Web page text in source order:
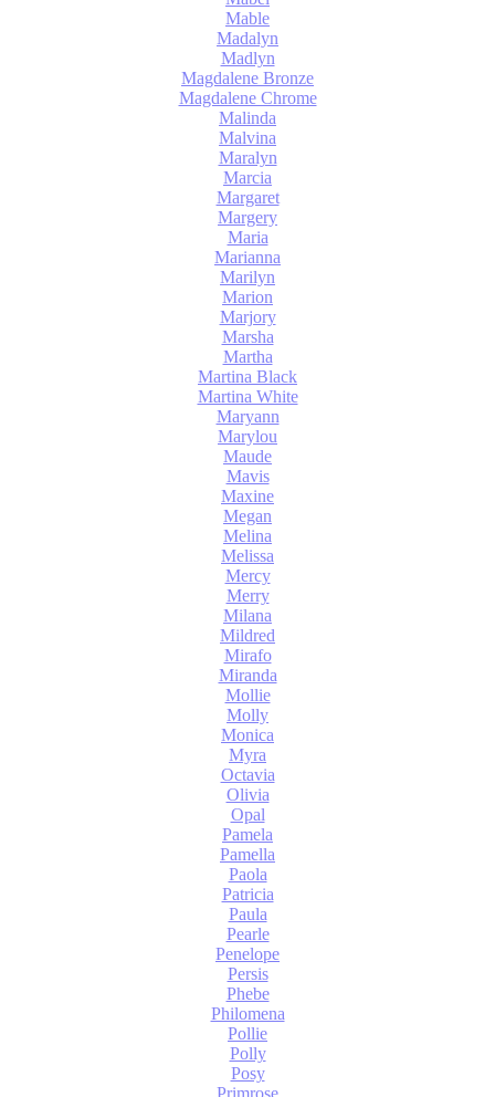
Mable
Madalyn
Madlyn
Magdalene Bronze
Magdalene Chrome
Malinda
Malvina
Maralyn
Marcia
Margaret
Margery
Maria
Marianna
Marilyn
Marion
Marjory
Marsha
Martha
Martina Black
Martina White
Maryann
Marylou
Maude
Mavis
Maxine
Megan
Melina
Melissa
Mercy
Merry
Milana
Mildred
Mirafo
Miranda
Mollie
Molly
Monica
Myra
Octavia
Olivia
Opal
Pamela
Pamella
Paola
Patricia
Paula
Pearle
Penelope
Persis
Phebe
Philomena
Pollie
Polly
Posy
Primrose